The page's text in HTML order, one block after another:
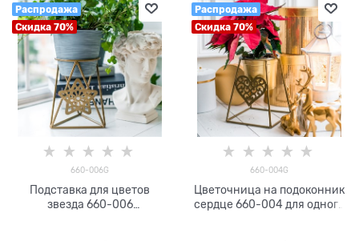
Распродажа
Скидка 70%
660-006G
Подставка для цветов
звезда 660-006
Распродажа
Скидка 70%
660-004G
Цветочница на подоконник
сердце 660-004 для одного